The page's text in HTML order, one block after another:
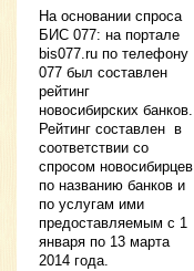
На основании спроса
БИС 077: на портале
bis077.ru по телефону
077 был составлен
рейтинг
новосибирских банков.
Рейтинг составлен в
соответствии со
спросом новосибирцев
по названию банков и
по услугам ими
предоставляемым с 1
января по 13 марта
2014 года.